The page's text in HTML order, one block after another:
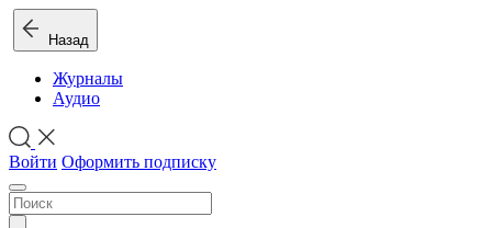
Назад
Журналы
Аудио
Войти Оформить подписку